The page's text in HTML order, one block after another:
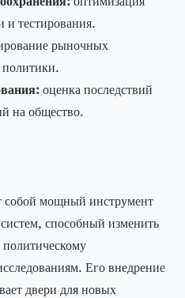
и тестирования.
рыночных
оценка последствий
на общество.
мощный инструмент
способный изменить
Его внедрение
двери для новых